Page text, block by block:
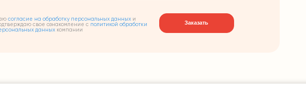
согласие на обработку персональных данных и
свое ознакомление с политикой обработки
данных компании
Заказать